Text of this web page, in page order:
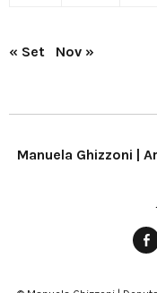
« Set Nov »
Manuela Ghizzoni |